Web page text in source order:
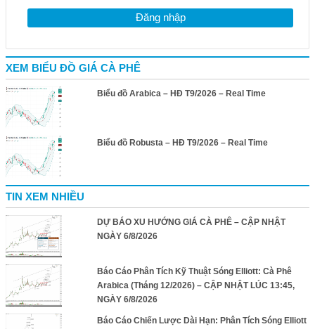
Đăng nhập
XEM BIỂU ĐỒ GIÁ CÀ PHÊ
Biểu đồ Arabica – HĐ T9/2026 – Real Time
Biểu đồ Robusta – HĐ T9/2026 – Real Time
TIN XEM NHIỀU
DỰ BÁO XU HƯỚNG GIÁ CÀ PHÊ – CẬP NHẬT
NGÀY 6/8/2026
Báo Cáo Phân Tích Kỹ Thuật Sóng Elliott: Cà Phê
Arabica (Tháng 12/2026) – CẬP NHẬT LÚC 13:45,
NGÀY 6/8/2026
Báo Cáo Chiến Lược Dài Hạn: Phân Tích Sóng Elliott